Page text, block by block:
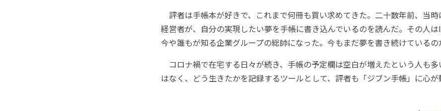
評者は手帳本が好きで、これまで何冊も買い求めてきた。二十数年前、当
経営者が、自分の実現したい夢を手帳に書き込んでいるのを読んだ。その人は
今や誰もが知る企業グループの総帥になった。今もまだ夢を書き続けているの
コロナ禍で在宅する日々が続き、手帳の予定欄は空白が増えたという人も多
はなく、どう生きたかを記録するツールとして、評者も「ジブン手帳」に心が